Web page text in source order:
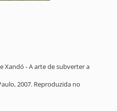
Xandó - A arte de subverter a
2007. Reproduzida no